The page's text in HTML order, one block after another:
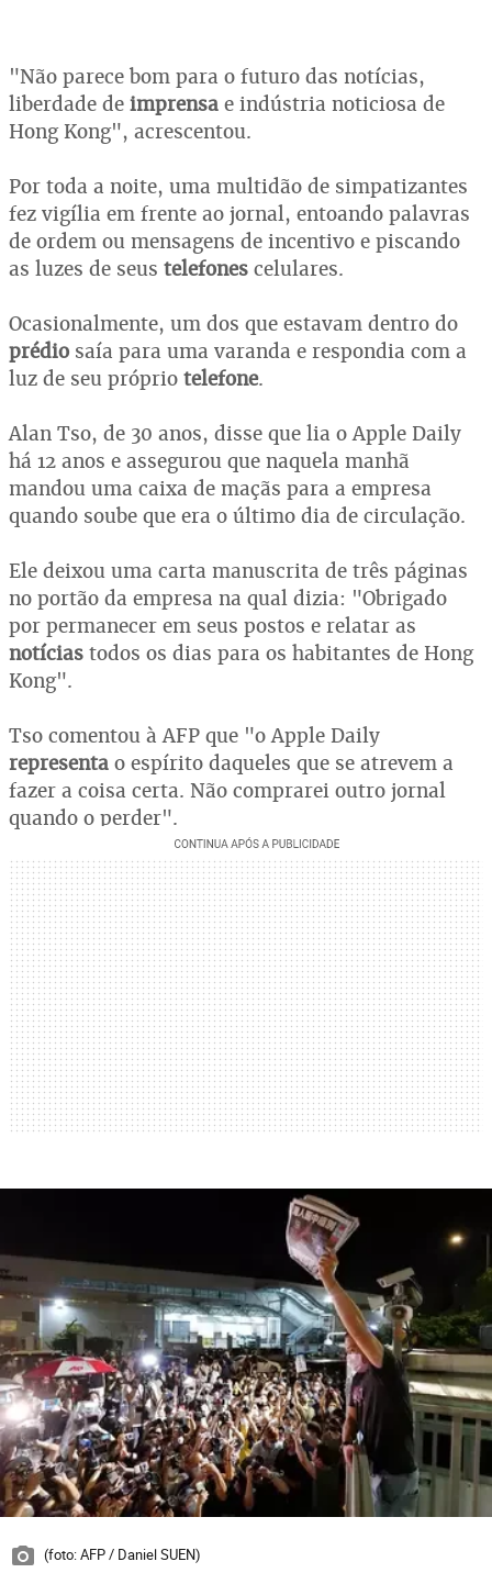
"Não parece bom para o futuro das notícias,
liberdade de imprensa e indústria noticiosa de
Hong Kong", acrescentou.
Por toda a noite, uma multidão de simpatizantes
fez vigília em frente ao jornal, entoando palavras
de ordem ou mensagens de incentivo e piscando
as luzes de seus telefones celulares.
Ocasionalmente, um dos que estavam dentro do
prédio saía para uma varanda e respondia com a
luz de seu próprio telefone.
Alan Tso, de 30 anos, disse que lia o Apple Daily
há 12 anos e assegurou que naquela manhã
mandou uma caixa de maçãs para a empresa
quando soube que era o último dia de circulação.
Ele deixou uma carta manuscrita de três páginas
no portão da empresa na qual dizia: "Obrigado
por permanecer em seus postos e relatar as
notícias todos os dias para os habitantes de Hong
Kong".
Tso comentou à AFP que "o Apple Daily
representa o espírito daqueles que se atrevem a
fazer a coisa certa. Não comprarei outro jornal
quando o perder".
(foto: AFP / Daniel SUEN)